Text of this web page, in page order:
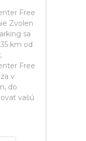
Free
Zvolen
sa
km od
Free
v
do
vašú